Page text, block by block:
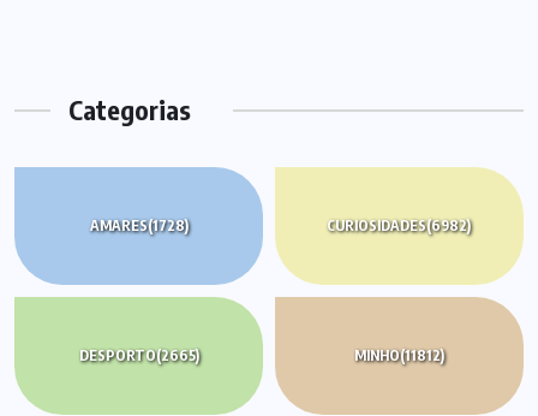
Categorias
AMARES(1728) CURIOSIDADES(6982)
DESPORTO(2665) MINHO(11812)